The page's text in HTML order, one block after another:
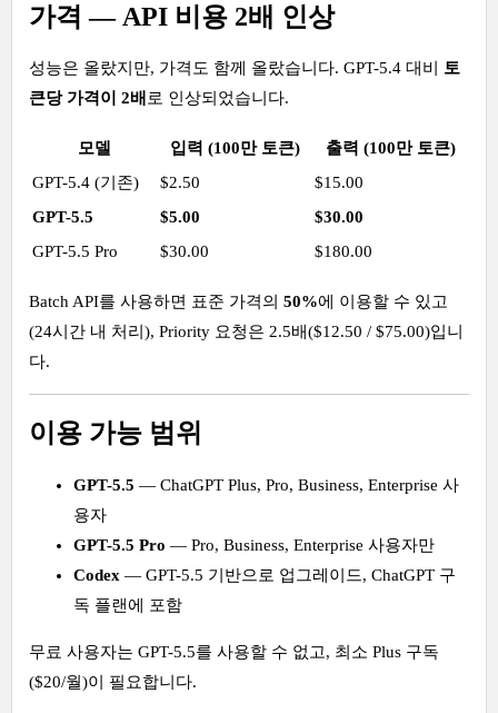
가격 — API 비용 2배 인상
성능은 올랐지만, 가격도 함께 올랐습니다. GPT-5.4 대비 토
큰당 가격이 2배 로 인상되었습니다.
모델 입력 (100만 토큰)
출력 (100만 토큰)
GPT-5.4 (기존)
$2.50
$15.00
GPT-5.5
$5.00
$30.00
GPT-5.5 Pro
$30.00 $180.00
Batch API를 사용하면 표준 가격의 50%에 이용할 수 있고
(24시간 내 처리), Priority 요청은 2.5배($12.50 / $75.00)입니
다.
이용 가능 범위
GPT-5.5 — ChatGPT Plus, Pro, Business, Enterprise 사
용자
GPT-5.5 Pro — Pro, Business, Enterprise 사용자만
Codex — GPT-5.5 기반으로 업그레이드, ChatGPT 구
독 플랜에 포함
무료 사용자는 GPT-5.5를 사용할 수 없고, 최소 Plus 구독
($20/월)이 필요합니다.